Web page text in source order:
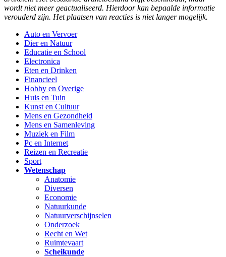
wordt niet meer geactualiseerd. Hierdoor kan bepaalde informatie
verouderd zijn. Het plaatsen van reacties is niet langer mogelijk.
Auto en Vervoer
Dier en Natuur
Educatie en School
Electronica
Eten en Drinken
Financieel
Hobby en Overige
Huis en Tuin
Kunst en Cultuur
Mens en Gezondheid
Mens en Samenleving
Muziek en Film
Pc en Internet
Reizen en Recreatie
Sport
Wetenschap
Anatomie
Diversen
Economie
Natuurkunde
Natuurverschijnselen
Onderzoek
Recht en Wet
Ruimtevaart
Scheikunde